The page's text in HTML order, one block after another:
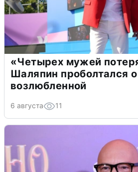
«Четырех мужей
Шаляпин проболтался
возлюбленной
6 августа 11